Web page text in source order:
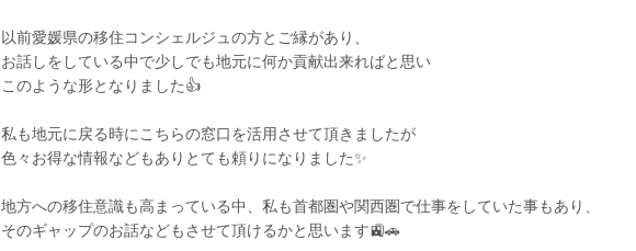
以前愛媛県の移住コンシェルジュの方とご縁があり、
お話しをしている中で少しでも地元に何か貢献出来ればと思い
このような形となりました👍
私も地元に戻る時にこちらの窓口を活用させて頂きましたが
色々お得な情報などもありとても頼りになりました✨
地方への移住意識も高まっている中、私も首都圏や関西圏で仕事をしていた事もあり、
そのギャップのお話などもさせて頂けるかと思います🚉🚗